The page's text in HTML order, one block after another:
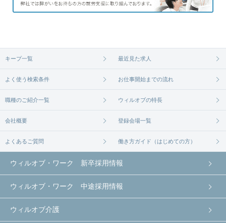
キープ一覧 最近見た求人
よく使う検索条件 お仕事開始までの流れ
職種のご紹介一覧 ウィルオブの特長
会社概要 登録会場一覧
よくあるご質問 働き方ガイド（はじめての方）
ウィルオブ・ワーク 新卒採用情報
ウィルオブ・ワーク 中途採用情報
ウィルオブ介護